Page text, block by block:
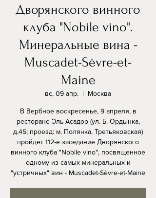
Дворянского винного
клуба "Nobile vino".
Минеральные вина -
Muscadet-Sèvre-et-
Maine
вс, 09 апр.
  |
Москва
В Вербное воскресенье, 9 апреля, в
ресторане Эль Асадор (ул. Б. Ордынка,
д.45; проезд: м. Полянка, Третьяковская)
пройдет 112-е заседание Дворянского
винного клуба "Nobile vino", посвященное
одному из самых минеральных и
"устричных" вин - Muscadet-Sèvre-et-Maine